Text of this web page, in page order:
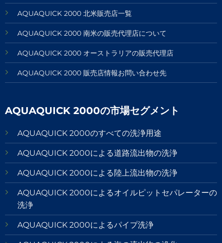
AQUAQUICK 2000 北米販売店一覧
AQUAQUICK 2000 南米の販売代理店について
AQUAQUICK 2000 オーストラリアの販売代理店
AQUAQUICK 2000 販売店情報お問い合わせ先
AQUAQUICK 2000の市場セグメント
AQUAQUICK 2000のすべての洗浄用途
AQUAQUICK 2000による道路流出物の洗浄
AQUAQUICK 2000による陸上流出物の洗浄
AQUAQUICK 2000によるオイルピットセパレーターの
洗浄
AQUAQUICK 2000によるパイプ洗浄